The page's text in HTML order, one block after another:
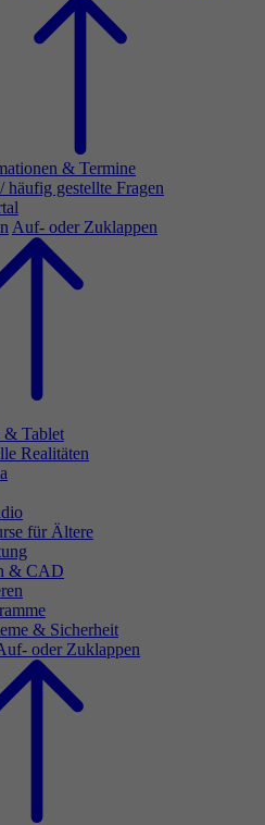
& Termine
häufig gestellte Fragen
Auf- oder Zuklappen
& Tablet
Realitäten
für Ältere
& CAD
& Sicherheit
oder Zuklappen